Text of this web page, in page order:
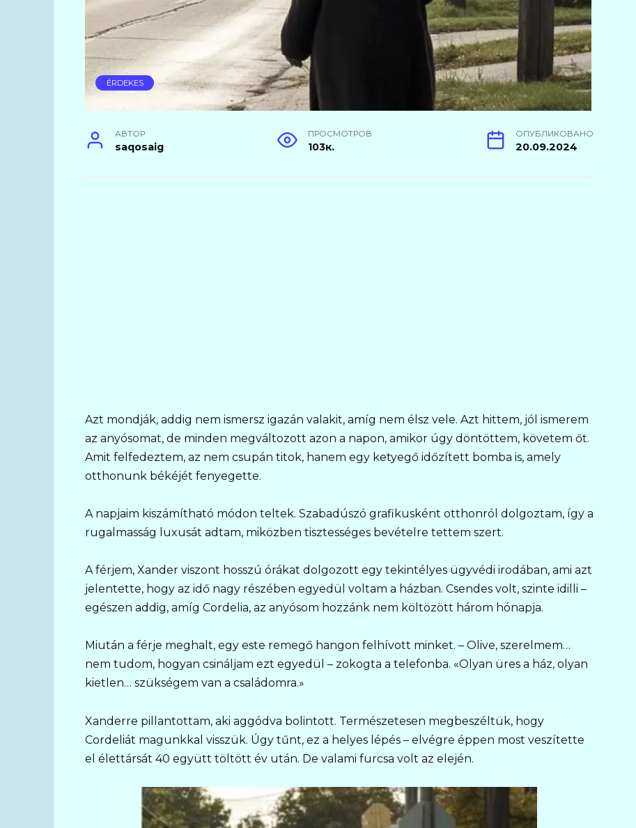
ÉRDEKES
АВТОР
saqosaig
ПРОСМОТРОВ
103к.
ОПУБЛИКОВАНО
20.09.2024
Azt mondják, addig nem ismersz igazán valakit, amíg nem élsz vele. Azt hittem, jól ismerem
az anyósomat, de minden megváltozott azon a napon, amikor úgy döntöttem, követem őt.
Amit felfedeztem, az nem csupán titok, hanem egy ketyegő időzített bomba is, amely
otthonunk békéjét fenyegette.
A napjaim kiszámítható módon teltek. Szabadúszó grafikusként otthonról dolgoztam, így a
rugalmasság luxusát adtam, miközben tisztességes bevételre tettem szert.
A férjem, Xander viszont hosszú órákat dolgozott egy tekintélyes ügyvédi irodában, ami azt
jelentette, hogy az idő nagy részében egyedül voltam a házban. Csendes volt, szinte idilli –
egészen addig, amíg Cordelia, az anyósom hozzánk nem költözött három hónapja.
Miután a férje meghalt, egy este remegő hangon felhívott minket. – Olive, szerelmem…
nem tudom, hogyan csináljam ezt egyedül – zokogta a telefonba. «Olyan üres a ház, olyan
kietlen… szükségem van a családomra.»
Xanderre pillantottam, aki aggódva bolintott. Természetesen megbeszéltük, hogy
Cordeliát magunkkal visszük. Úgy tűnt, ez a helyes lépés – elvégre éppen most veszítette
el élettársát 40 együtt töltött év után. De valami furcsa volt az elején.